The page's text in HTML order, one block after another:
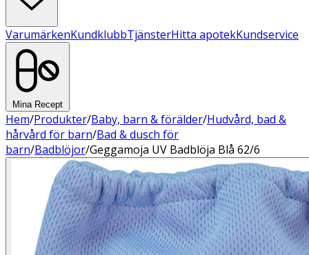
VarumärkenKundklubbTjänsterHitta apotekKundservice
Mina Recept
Hem/Produkter/Baby, barn & förälder/Hudvård, bad &
hårvård för barn/Bad & dusch för
barn/Badblöjor/Geggamoja UV Badblöja Blå 62/6